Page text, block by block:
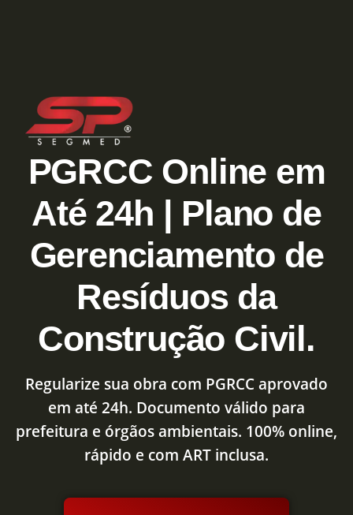
PGRCC Online em
Até 24h | Plano de
Gerenciamento de
Resíduos da
Construção Civil.
Regularize sua obra com PGRCC aprovado
em até 24h. Documento válido para
prefeitura e órgãos ambientais. 100% online,
rápido e com ART inclusa.